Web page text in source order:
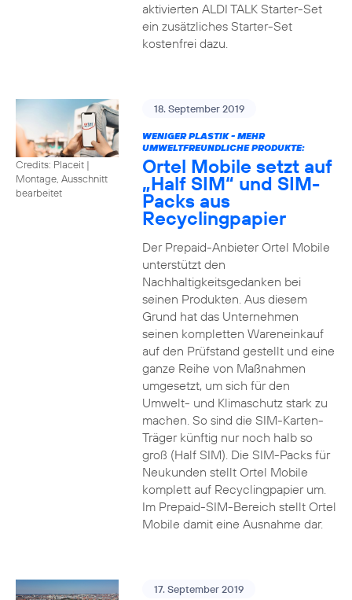
aktivierten ALDI TALK Starter-Set
ein zusätzliches Starter-Set
kostenfrei dazu.
Credits: Placeit |
Montage, Ausschnitt
bearbeitet
18. September 2019
WENIGER PLASTIK - MEHR
UMWELTFREUNDLICHE PRODUKTE:
Ortel Mobile setzt auf
„Half SIM“ und SIM-
Packs aus
Recyclingpapier
Der Prepaid-Anbieter Ortel Mobile
unterstützt den
Nachhaltigkeitsgedanken bei
seinen Produkten. Aus diesem
Grund hat das Unternehmen
seinen kompletten Wareneinkauf
auf den Prüfstand gestellt und eine
ganze Reihe von Maßnahmen
umgesetzt, um sich für den
Umwelt- und Klimaschutz stark zu
machen. So sind die SIM-Karten-
Träger künftig nur noch halb so
groß (Half SIM). Die SIM-Packs für
Neukunden stellt Ortel Mobile
komplett auf Recyclingpapier um.
Im Prepaid-SIM-Bereich stellt Ortel
Mobile damit eine Ausnahme dar.
17. September 2019